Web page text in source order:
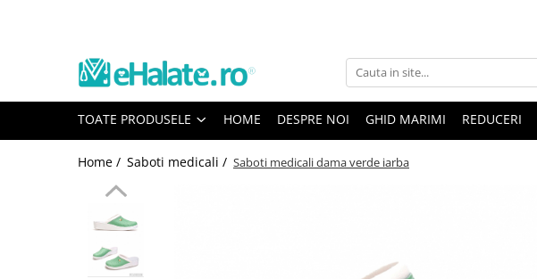
Toate Produsele
Bluze Unisex
Bluze unisex cu imprimeuri
TOATE PRODUSELE HOME DESPRE NOI GHID MARIMI REDUCERI
Home / Saboti medicali / Saboti medicali dama verde iarba